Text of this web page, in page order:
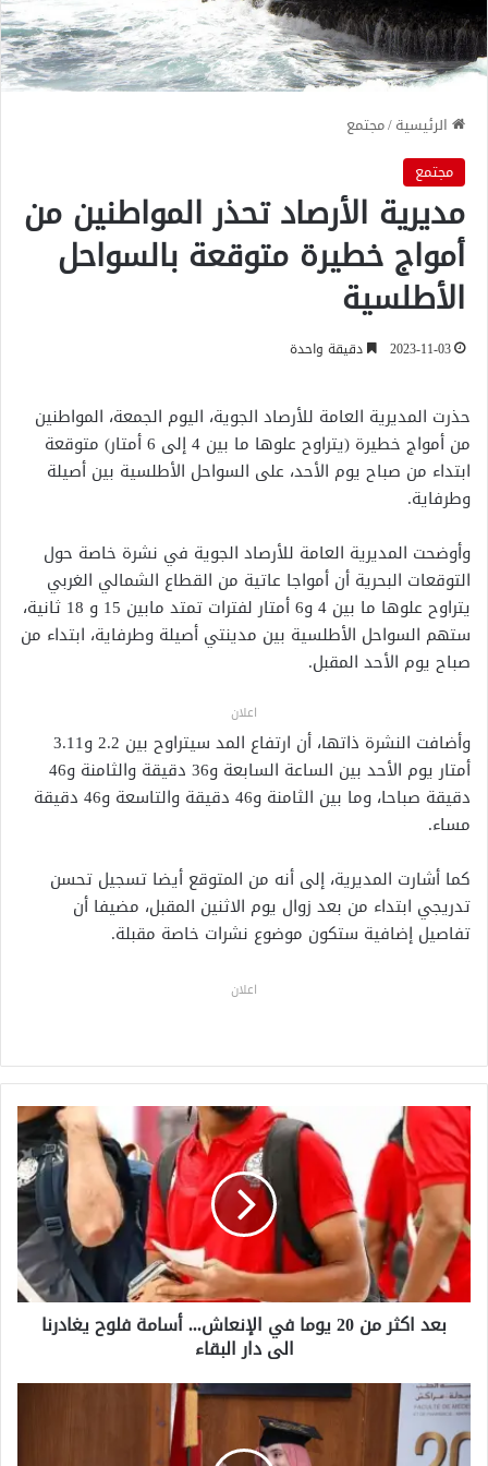
الرئيسية/مجتمع
مجتمع
مديرية الأرصاد تحذر المواطنين من
أمواج خطيرة متوقعة بالسواحل
الأطلسية
2023-11-03 دقيقة واحدة
حذرت المديرية العامة للأرصاد الجوية، اليوم الجمعة، المواطنين
من أمواج خطيرة (يتراوح علوها ما بين 4 إلى 6 أمتار) متوقعة
ابتداء من صباح يوم الأحد، على السواحل الأطلسية بين أصيلة
وطرفاية.
وأوضحت المديرية العامة للأرصاد الجوية في نشرة خاصة حول
التوقعات البحرية أن أمواجا عاتية من القطاع الشمالي الغربي
يتراوح علوها ما بين 4 و6 أمتار لفترات تمتد مابين 15 و 18 ثانية،
ستهم السواحل الأطلسية بين مدينتي أصيلة وطرفاية، ابتداء من
صباح يوم الأحد المقبل.
اعلان
وأضافت النشرة ذاتها، أن ارتفاع المد سيتراوح بين 2.2 و3.11
أمتار يوم الأحد بين الساعة السابعة و36 دقيقة والثامنة و46
دقيقة صباحا، وما بين الثامنة و46 دقيقة والتاسعة و46 دقيقة
مساء.
كما أشارت المديرية، إلى أنه من المتوقع أيضا تسجيل تحسن
تدريجي ابتداء من بعد زوال يوم الاثنين المقبل، مضيفا أن
تفاصيل إضافية ستكون موضوع نشرات خاصة مقبلة.
اعلان
ب
ع
د
ا
ك
ث
م
ن
و
م
ا
بعد اكثر من 20 يوما في الإنعاش... أسامة فلوح يغادرنا
الى دار البقاء
ف
ا
ط